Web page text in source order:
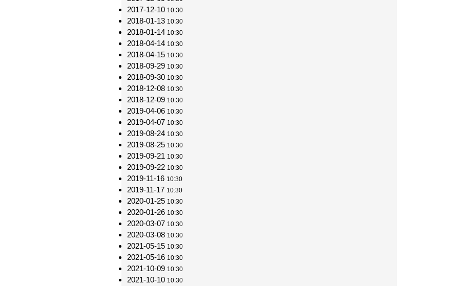
2017-12-10 10:30
2018-01-13 10:30
2018-01-14 10:30
2018-04-14 10:30
2018-04-15 10:30
2018-09-29 10:30
2018-09-30 10:30
2018-12-08 10:30
2018-12-09 10:30
2019-04-06 10:30
2019-04-07 10:30
2019-08-24 10:30
2019-08-25 10:30
2019-09-21 10:30
2019-09-22 10:30
2019-11-16 10:30
2019-11-17 10:30
2020-01-25 10:30
2020-01-26 10:30
2020-03-07 10:30
2020-03-08 10:30
2021-05-15 10:30
2021-05-16 10:30
2021-10-09 10:30
2021-10-10 10:30